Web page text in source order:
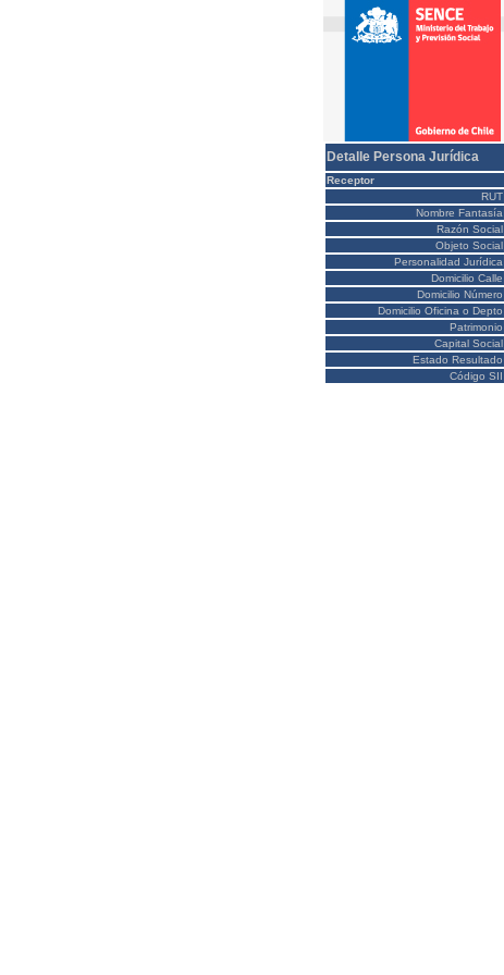
Detalle Persona Jurídica
Receptor
RUT
Nombre Fantasía
Razón Social
Objeto Social
Personalidad Jurídica
Domicilio Calle
Domicilio Número
Domicilio Oficina o Depto
Patrimonio
Capital Social
Estado Resultado
Código SII